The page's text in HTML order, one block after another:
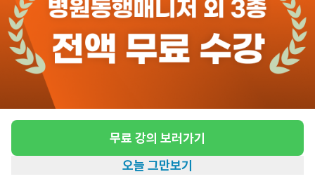
무료 강의 보러가기
오늘 그만보기